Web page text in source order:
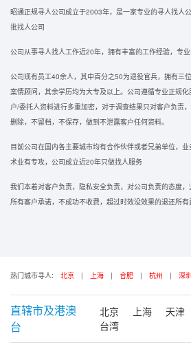
昭通正规寻人公司成立于2003年，是一家专业的寻人找人
批找人公司
公司从事寻人找人工作近20年，拥有丰富的工作经验，专
公司现有员工40余人，其中百分之50为退役官兵，拥有三
案情顾问，其余学历均为大专及以上。公司遵循专业正规
户/委托人资料进行多重加密，对于调查结果只对客户负责
删除，不留档，不保存，做到不泄露客户任何资料。
目前公司在国内各主要城市均有合作伙伴或者兄弟单位，业
术业有专攻，公司成立近20年只做找人服务
我们本着对客户负责，隐私安全负责，对公司负责的态度，
所有客户承诺，不成功不收费，超过时效没效果的退还所有
热门城市寻人: 北京 | 上海 | 合肥 | 杭州 | 深圳
直辖市及港澳
台
北京 上海 天津
台湾